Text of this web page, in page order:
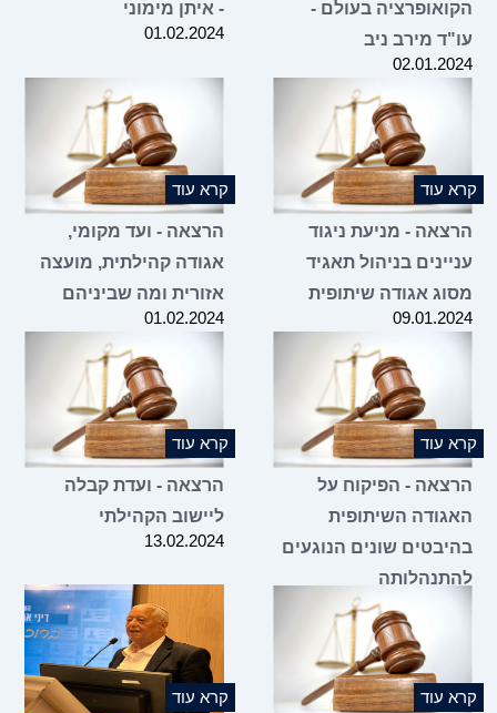
הקואופרציה בעולם -
עו"ד מירב ניב
02.01.2024
- איתן מימוני
01.02.2024
קרא עוד
הרצאה - מניעת ניגוד
עניינים בניהול תאגיד
מסוג אגודה שיתופית
09.01.2024
קרא עוד
הרצאה - ועד מקומי,
אגודה קהילתית, מועצה
אזורית ומה שביניהם
01.02.2024
קרא עוד
הרצאה - הפיקוח על
האגודה השיתופית
בהיבטים שונים הנוגעים
להתנהלותה
קרא עוד
הרצאה - ועדת קבלה
ליישוב הקהילתי
13.02.2024
קרא עוד קרא עוד